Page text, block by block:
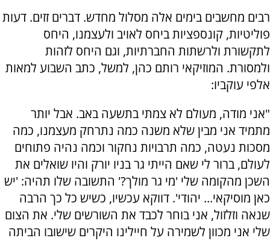
רבים מחשבים בימים אלה מסלול מחדש. דברים זזים. דעות
פוליטיות, קונספציות ביחס לאויב ולעצמנו, היחס
לתקשורת ולרשתות החברתיות, וגם היחס לזהות
ולמסורת. המוזיקאי רותם כהן, למשל, כתב השבוע למאות
אלפי עוקביו:
"אני מודה, מעולם לא צמתי בתשעה באב. אבל יותר
מתמיד אני מבין שלא משנה כמה נתרחק מעצמנו, כמה
מסכות נעטה, כמה תרבויות נחקור וכמה נהיה פתוחים
לעולם, ברור לי שאם הייתי גר בניו יורק והיו שואלים את
השכן מהקומה שלי 'מי גר מולך?' התשובה שלו תהיה: 'יש
כאן מוסיקאי... יהודי'. דווקא עכשיו, כשיש כל כך הרבה
שנאה וזלזול, אני בוחר לכבד את השורשים שלי. את הצום
שלי אני מכוון לשמירה על חיילינו היקרים שישובו הביתה